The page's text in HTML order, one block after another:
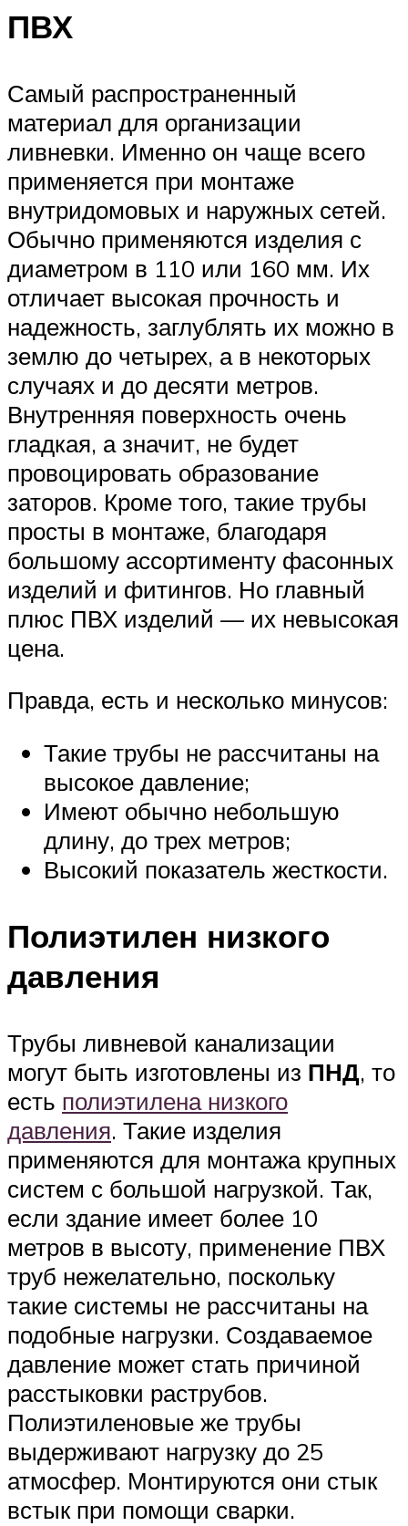
ПВХ
Самый распространенный
материал для организации
ливневки. Именно он чаще всего
применяется при монтаже
внутридомовых и наружных сетей.
Обычно применяются изделия с
диаметром в 110 или 160 мм. Их
отличает высокая прочность и
надежность, заглублять их можно в
землю до четырех, а в некоторых
случаях и до десяти метров.
Внутренняя поверхность очень
гладкая, а значит, не будет
провоцировать образование
заторов. Кроме того, такие трубы
просты в монтаже, благодаря
большому ассортименту фасонных
изделий и фитингов. Но главный
плюс ПВХ изделий — их невысокая
цена.
Правда, есть и несколько минусов:
Такие трубы не рассчитаны на
высокое давление;
Имеют обычно небольшую
длину, до трех метров;
Высокий показатель жесткости.
Полиэтилен низкого
давления
Трубы ливневой канализации
могут быть изготовлены из ПНД, то
есть полиэтилена низкого
давления. Такие изделия
применяются для монтажа крупных
систем с большой нагрузкой. Так,
если здание имеет более 10
метров в высоту, применение ПВХ
труб нежелательно, поскольку
такие системы не рассчитаны на
подобные нагрузки. Создаваемое
давление может стать причиной
расстыковки раструбов.
Полиэтиленовые же трубы
выдерживают нагрузку до 25
атмосфер. Монтируются они стык
встык при помощи сварки.